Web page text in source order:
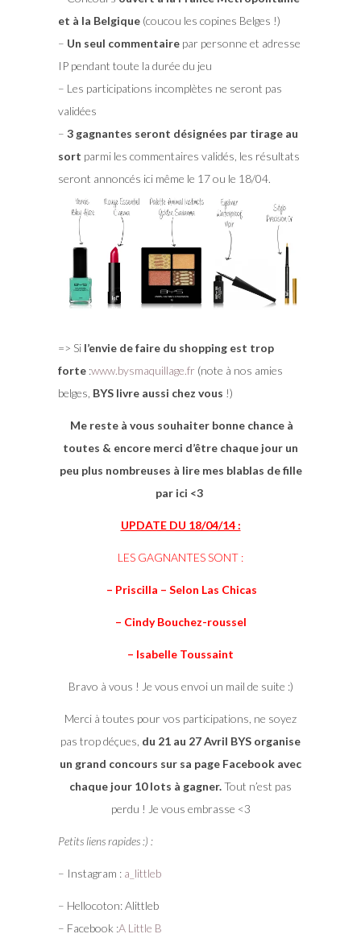
et à la Belgique(coucou les copines Belges !)
– Un seul commentairepar personne et adresse
IP pendant toute la durée du jeu
– Les participations incomplètes ne seront pas
validées
– 3 gagnantes seront désignées par tirage au
sort parmi les commentaires validés, les résultats
seront annoncés ici même le 17 ou le 18/04.
=> Si l’envie de faire du shopping est trop
forte:www.bysmaquillage.fr (note à nos amies
belges, BYS livre aussi chez vous !)
Me reste à vous souhaiter bonne chance à
toutes & encore merci d’être chaque jour un
peu plus nombreuses à lire mes blablas de fille
par ici <3
UPDATE DU 18/04/14 :
LES GAGNANTES SONT :
– Priscilla – Selon Las Chicas
– Cindy Bouchez-roussel
– Isabelle Toussaint
Bravo à vous ! Je vous envoi un mail de suite :)
Merci à toutes pour vos participations, ne soyez
pas trop déçues, du 21 au 27 Avril BYS organise
un grand concours sur sa page Facebook avec
chaque jour 10 lots à gagner.Tout n’est pas
perdu ! Je vous embrasse <3
Petits liens rapides :) :
– Instagram : a_littleb
– Hellocoton: Alittleb
– Facebook :A Little B